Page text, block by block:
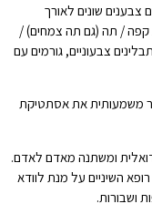
שונים לאורך
קפה / תה (גם תה צמחים) /
צבעוניים, גורמים עם
משמעותית את אסתטיקת
ומשתנה מאדם לאדם.
השיניים על מנת לוודא
ושבורות.